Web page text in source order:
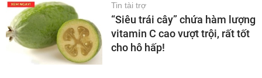
Tin tài trợ
“Siêu trái cây” chứa hàm lượng
vitamin C cao vượt trội, rất tốt
cho hô hấp!